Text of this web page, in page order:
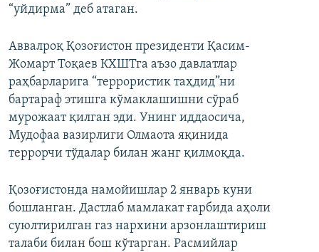
“уйдирма” деб атаган.
Аввалроқ Қозоғистон президенти Қасим-
Жомарт Тоқаев КХШТга аъзо давлатлар
раҳбарларига “террористик таҳдид”ни
бартараф этишга кўмаклашишни сўраб
мурожаат қилган эди. Унинг иддаосича,
Мудофаа вазирлиги Олмаота яқинида
террорчи тўдалар билан жанг қилмоқда.
Қозоғистонда намойишлар 2 январь куни
бошланган. Дастлаб мамлакат ғарбида аҳоли
суюлтирилган газ нархини арзонлаштириш
талаби билан бош кўтарган. Расмийлар